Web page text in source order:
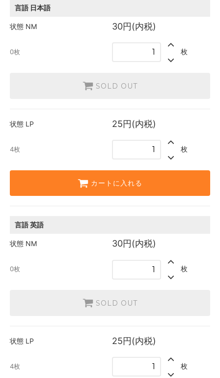
英語
30円(内税)
言語 日本語
状態 NM 30円(内税)
0枚 枚
SOLD OUT
状態 LP 25円(内税)
4枚 枚
カートに入れる
言語英語
状態 NM 30円(内税)
0枚 枚
SOLD OUT
状態 LP 25円(内税)
4枚 枚